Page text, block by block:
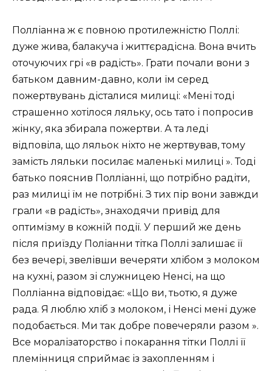
Полліанна ж є повною протилежністю Поллі:
дуже жива, балакуча і життєрадісна. Вона вчить
оточуючих грі «в радість». Грати почали вони з
батьком давним-давно, коли їм серед
пожертвувань дісталися милиці: «Мені тоді
страшенно хотілося ляльку, ось тато і попросив
жінку, яка збирала пожертви. А та леді
відповіла, що ляльок ніхто не жертвував, тому
замість ляльки посилає маленькі милиці ». Тоді
батько пояснив Полліанні, що потрібно радіти,
раз милиці їм не потрібні. З тих пір вони завжди
грали «в радість», знаходячи привід для
оптимізму в кожній події. У перший же день
після приїзду Поліанни тітка Поллі залишає її
без вечері, звелівши вечеряти хлібом з молоком
на кухні, разом зі служницею Ненсі, на що
Полліанна відповідає: «Що ви, тьотю, я дуже
рада. Я люблю хліб з молоком, і Ненсі мені дуже
подобається. Ми так добре повечеряли разом ».
Все моралізаторство і покарання тітки Поллі її
племінниця сприймає із захопленням і